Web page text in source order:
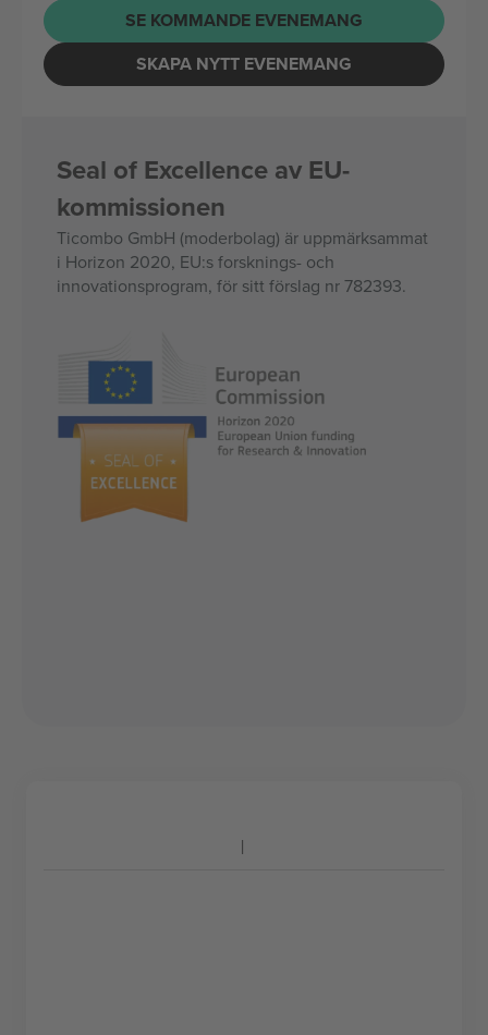
SE KOMMANDE EVENEMANG
SKAPA NYTT EVENEMANG
Seal of Excellence av EU-
kommissionen
Ticombo GmbH (moderbolag) är uppmärksammat
i Horizon 2020, EU:s forsknings- och
innovationsprogram, för sitt förslag nr 782393.